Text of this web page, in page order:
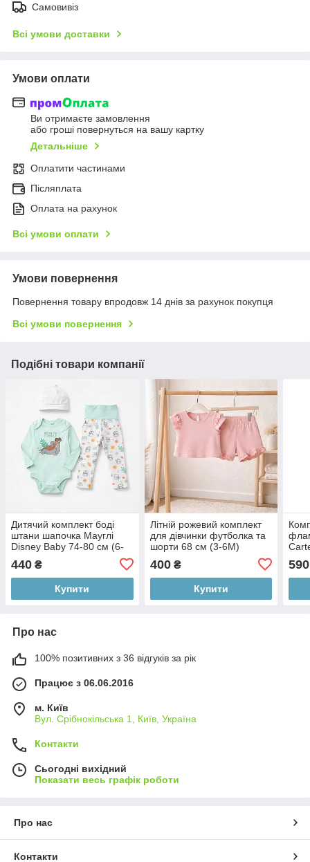
Самовивіз
Всі умови доставки
Умови оплати
Ви отримаєте замовлення
або гроші повернуться на вашу картку
Детальніше
Оплатити частинами
Післяплата
Оплата на рахунок
Всі умови оплати
Умови повернення
Повернення товару впродовж 14 днів за рахунок покупця
Всі умови повернення
Подібні товари компанії
Дитячий комплект боді
штани шапочка Мауглі
Disney Baby 74-80 см (6-
440 ₴
Купити
Літній рожевий комплект
для дівчинки футболка та
шорти 68 см (3-6М)
400₴
Купити
590
Про нас
100% позитивних з 36 відгуків за рік
Працює з 06.06.2016
м. Київ
Вул. Срібнокільська 1, Київ, Україна
Контакти
Сьогодні вихідний
Показати весь графік роботи
Про нас
Контакти